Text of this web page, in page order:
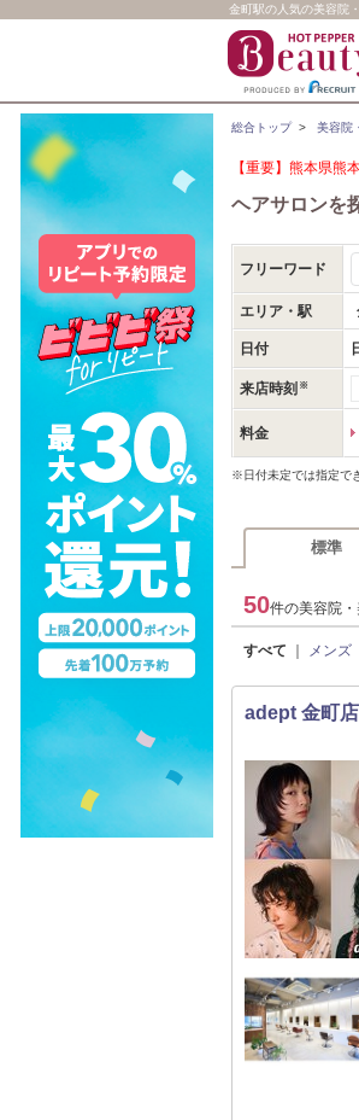
金町駅の人気の美容院
総合トップ> 美容院
【重要】熊本県熊
ヘアサロンを
フリーワード
エリア・駅
日付
来店時刻
料金
※日付未定では指定で
標準
50件の美容院
すべて メンズ
adept 金町